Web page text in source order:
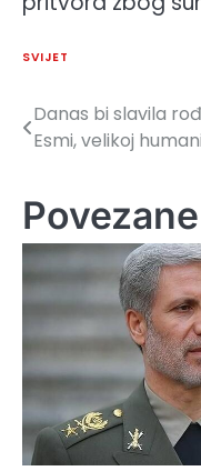
SVIJET
Navigacija
članaka
Danas bi slavila
Esmi, velikoj